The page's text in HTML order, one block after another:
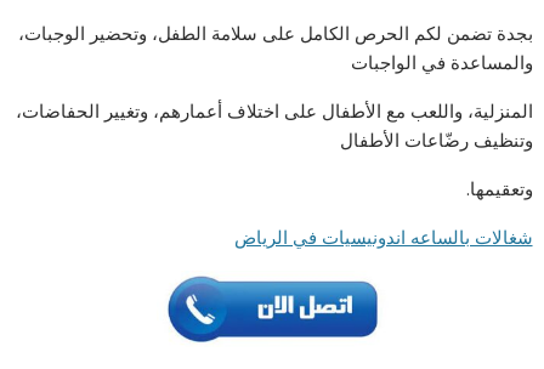
بجدة تضمن لكم الحرص الكامل على سلامة الطفل، وتحضير الوجبات،
والمساعدة في الواجبات
المنزلية، واللعب مع الأطفال على اختلاف أعمارهم، وتغيير الحفاضات،
وتنظيف رضّاعات الأطفال
وتعقيمها.
شغالات بالساعه اندونيسيات في الرياض